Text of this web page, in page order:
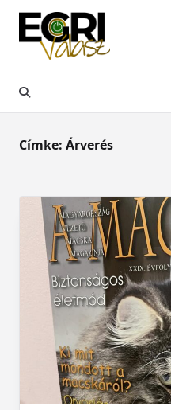
Skip
content
Címke: Árverés